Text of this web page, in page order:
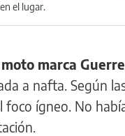
el lugar.
marca
a nafta. Según
foco ígneo. No